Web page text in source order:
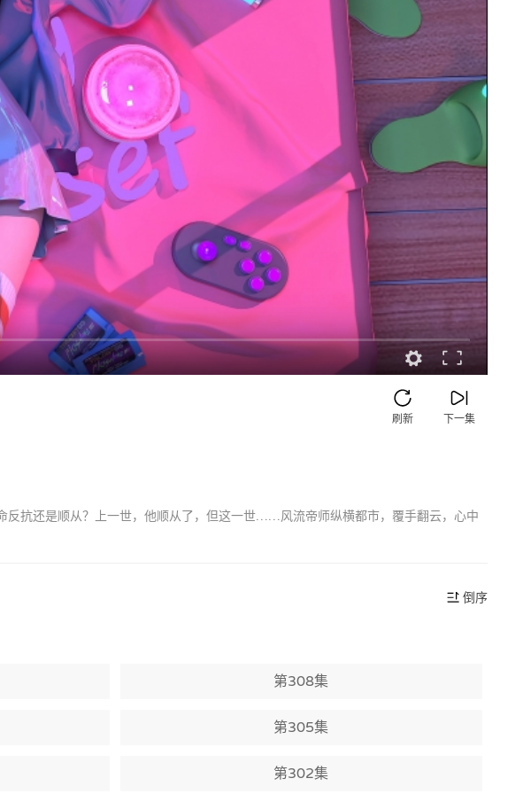
下一集
刷新
抗还是顺从？上一世，他顺从了，但这一世……风流帝师纵横都市，覆手翻云，心中
倒序
第308集
第305集
第302集